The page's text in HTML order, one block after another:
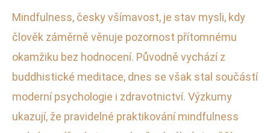
Mindfulness, česky všímavost, je stav mysli, kdy
člověk záměrně věnuje pozornost přítomnému
okamžiku bez hodnocení. Původně vychází z
buddhistické meditace, dnes se však stal součástí
moderní psychologie i zdravotnictví. Výzkumy
ukazují, že pravidelné praktikování mindfulness